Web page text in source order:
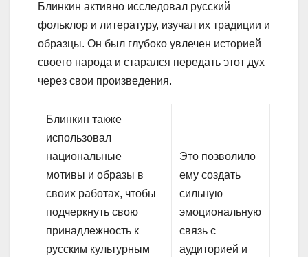
Блинкин активно исследовал русский
фольклор и литературу, изучал их традиции и
образцы. Он был глубоко увлечен историей
своего народа и старался передать этот дух
через свои произведения.
Блинкин также
использовал
национальные
мотивы и образы в
своих работах, чтобы
подчеркнуть свою
принадлежность к
русским культурным
Это позволило
ему создать
сильную
эмоциональную
связь с
аудиторией и